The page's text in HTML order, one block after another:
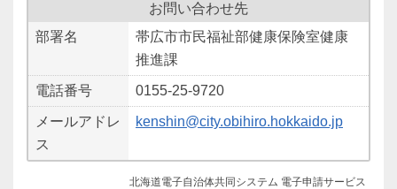
お問い合わせ先
部署名
帯広市市民福祉部健康保険室健康
推進課
電話番号 0155-25-9720
メールアドレ
ス
kenshin@city.obihiro.hokkaido.jp
北海道電子自治体共同システム 電子申請サービス